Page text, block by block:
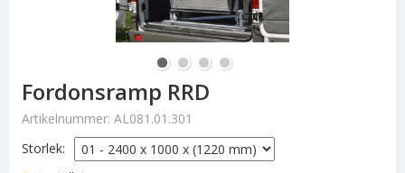
Fordonsramp RRD
Artikelnummer: AL081.01.301
Storlek: